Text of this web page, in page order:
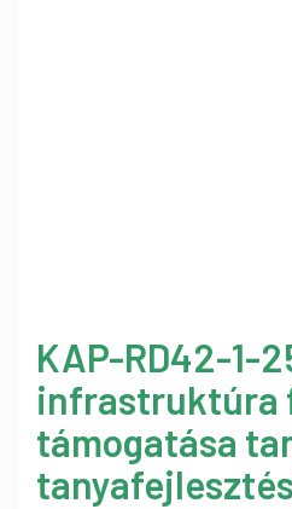
KAP-RD42-1-
infrastruktúra
támogatása